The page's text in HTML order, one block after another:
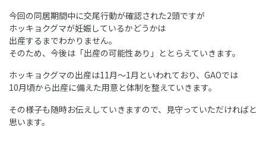
今回の同居期間中に交尾行動が確認された2頭ですが
ホッキョクグマが妊娠しているかどうかは
出産するまでわかりません。
そのため、今後は「出産の可能性あり」ととらえていきます。
ホッキョクグマの出産は11月～1月といわれており、GAOでは
10月頃から出産に備えた用意と体制を整えていきます。
その様子も随時お伝えしていきますので、見守っていただければと
思います。